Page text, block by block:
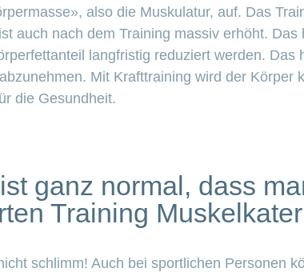
also die Muskulatur, auf. Das
auch nach dem Training massiv erhöht.
langfristig reduziert werden. Das
Mit Krafttraining wird der Körper
die Gesundheit.
ganz normal, dass
Training
schlimm! Auch bei sportlichen Personen